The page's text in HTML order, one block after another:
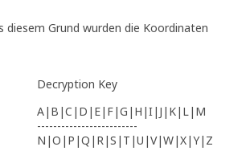
diesem Grund wurden die Koordinaten
Decryption Key
A|B|C|D|E|F|G|H|I|J|K|L|M
-------------------------
N|O|P|Q|R|S|T|U|V|W|X|Y|Z